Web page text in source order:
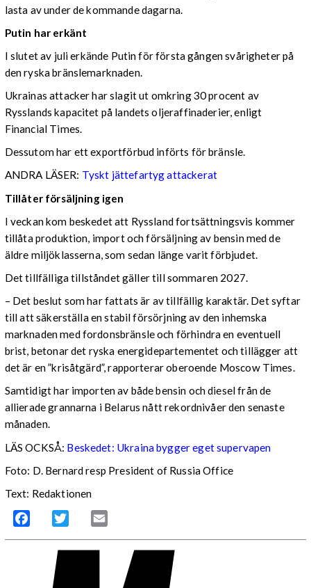
lasta av under de kommande dagarna.
Putin har erkänt
I slutet av juli erkände Putin för första gången svårigheter på
den ryska bränslemarknaden.
Ukrainas attacker har slagit ut omkring 30 procent av
Rysslands kapacitet på landets oljeraffinaderier, enligt
Financial Times.
Dessutom har ett exportförbud införts för bränsle.
ANDRA LÄSER: Tyskt jättefartyg attackerat
Tillåter försäljning igen
I veckan kom beskedet att Ryssland fortsättningsvis kommer
tillåta produktion, import och försäljning av bensin med de
äldre miljöklasserna, som sedan länge varit förbjudet.
Det tillfälliga tillståndet gäller till sommaren 2027.
– Det beslut som har fattats är av tillfällig karaktär. Det syftar
till att säkerställa en stabil försörjning av den inhemska
marknaden med fordonsbränsle och förhindra en eventuell
brist, betonar det ryska energidepartementet och tillägger att
det är en ”krisåtgärd”, rapporterar oberoende Moscow Times.
Samtidigt har importen av både bensin och diesel från de
allierade grannarna i Belarus nått rekordnivåer den senaste
månaden.
LÄS OCKSÅ: Beskedet: Ukraina bygger eget supervapen
Foto: D. Bernard resp President of Russia Office
Text: Redaktionen
Facebook Twitter